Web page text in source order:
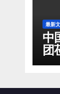
最新
中
团
款